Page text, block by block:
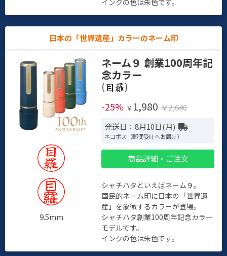
日本の「世界遺産」カラーのネーム印
9.5mm
ネーム９ 創業100周年記
念カラー
(
)
-25% ￥ 1,980 ￥2,640
発送日：8月10日(月)
ネコポス（郵便受けへお届け）
商品詳細・ご注文
シャチハタといえばネーム９。
国民的ネーム印に日本の「世界遺
産」を象徴するカラーが登場。
シャチハタ創業100周年記念カラー
モデルです。
インクの色は朱色です。